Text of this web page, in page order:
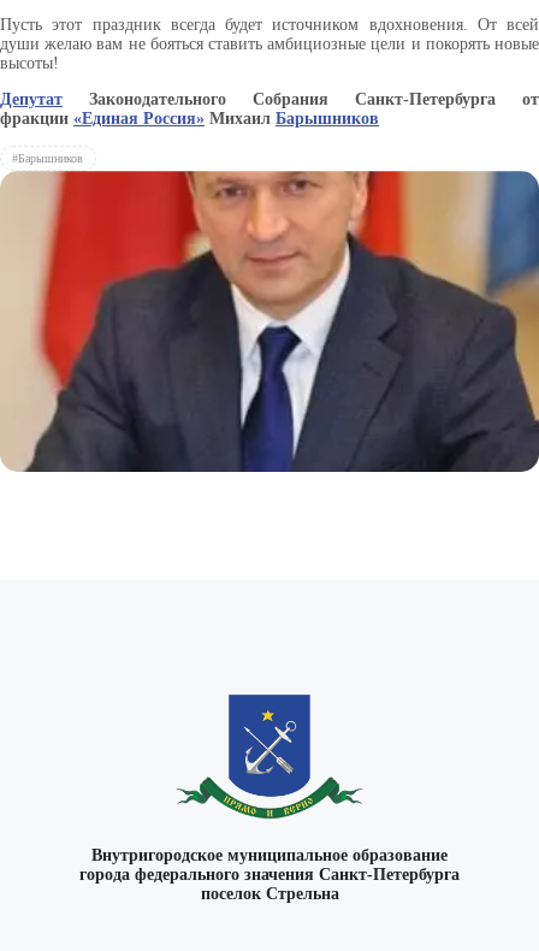
Пусть этот праздник всегда будет источником вдохновения. От всей
души желаю вам не бояться ставить амбициозные цели и покорять новые
высоты!
Депутат
Законодательного Собрания Санкт-Петербурга от
фракции «Единая Россия» Михаил Барышников
#Барышников
Внутригородское муниципальное образование
города федерального значения Санкт-Петербурга
поселок Стрельна